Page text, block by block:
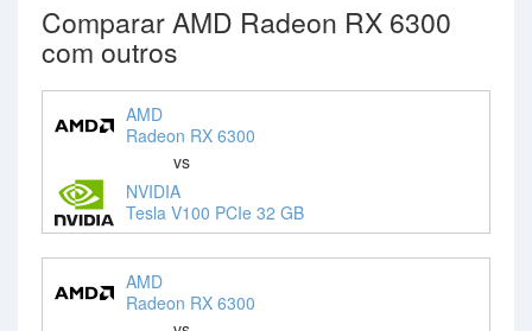
Comparar AMD Radeon RX 6300
com outros
AMD
Radeon RX 6300
vs
NVIDIA
Tesla V100 PCIe 32 GB
AMD
Radeon RX 6300